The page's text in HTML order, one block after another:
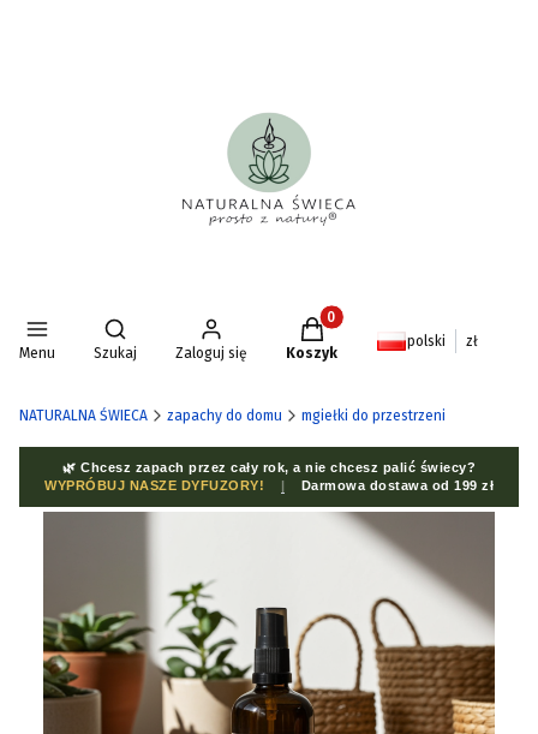
Menu
Otwórz wyszukiwarkę
Szukaj Zaloguj się
Produkty w koszyku: 0.
Koszyk
polski zł
NATURALNA ŚWIECA zapachy do domu mgiełki do przestrzeni
🌿 Chcesz zapach przez cały rok, a nie chcesz palić świecy?
WYPRÓBUJ NASZE DYFUZORY!
| Darmowa dostawa od 199 zł